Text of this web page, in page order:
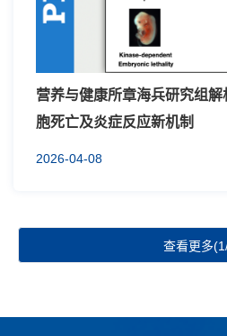
营养与健康所章海兵研究组
胞死亡及炎症反应新机制
2026-04-08
查看更多